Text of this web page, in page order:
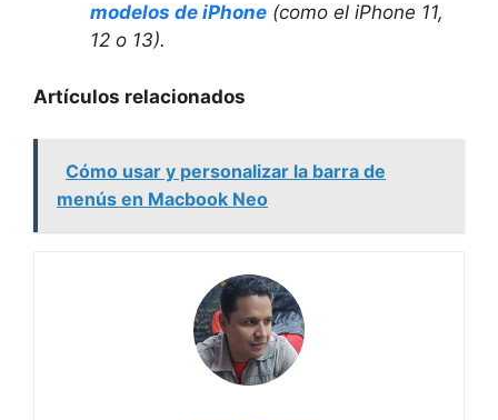
modelos de iPhone (como el iPhone 11,
12 o 13).
Artículos relacionados
Cómo usar y personalizar la barra de
menús en Macbook Neo